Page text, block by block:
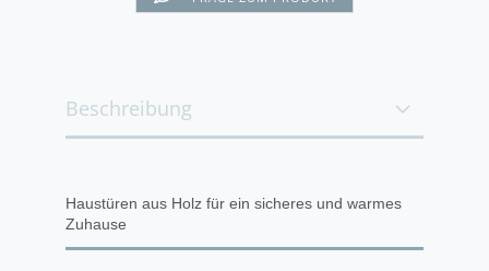
Beschreibung
Haustüren aus Holz für ein sicheres und warmes
Zuhause